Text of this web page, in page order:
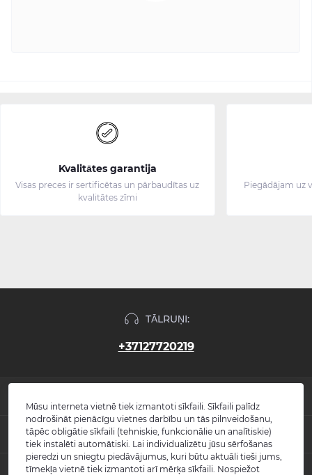
Kvalitātes garantija
Visas preces ir sertificētas un pārbaudītas uz
kvalitātes zīmi
Piegādājam uz
TĀLRUŅI:
+37127720219
Jaunumi
Atsauksmes
Kontakti
POPULĀRS
Izlietnes
KONTAKTI UN ADRESE
Mūsu interneta vietnē tiek izmantoti sīkfaili. Sīkfaili palīdz
nodrošināt pienācīgu vietnes darbību un tās pilnveidošanu,
tāpēc obligātie sīkfaili (tehniskie, funkcionālie un analītiskie)
tiek instalēti automātiski. Lai individualizētu jūsu sērfošanas
pieredzi un sniegtu piedāvājumus, kuri būtu aktuāli tieši jums,
tīmekļa vietnē tiek izmantoti arī mērķa sīkfaili. Nospiežot